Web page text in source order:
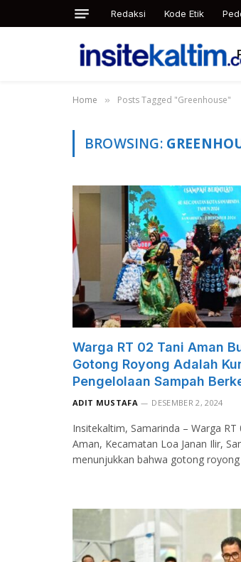
Redaksi Kode Etik
Home » Posts Tagged "Greenhouse"
BROWSING:
Warga RT 02 Tani Aman
Gotong Royong Adalah
Pengelolaan Sampah
ADIT MUSTAFA DESEMBER 2, 2024
Insitekaltim, Samarinda – Warga RT
Aman, Kecamatan Loa Janan Ilir,
menunjukkan bahwa gotong